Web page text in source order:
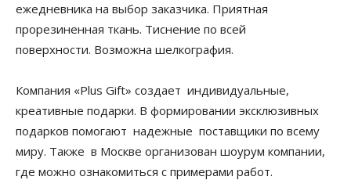
ежедневника на выбор заказчика. Приятная
прорезиненная ткань. Тиснение по всей
поверхности. Возможна шелкография.
Компания «Plus Gift» создает индивидуальные,
креативные подарки. В формировании эксклюзивных
подарков помогают надежные поставщики по всему
миру. Также в Москве организован шоурум компании,
где можно ознакомиться с примерами работ.